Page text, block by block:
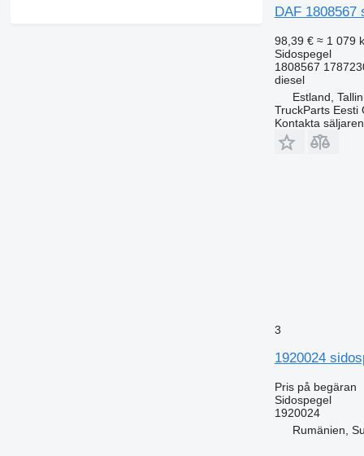
DAF 1808567
98,39 € ≈ 1 079
Sidospegel
1808567
diesel
Estland,
TruckParts Eesti
Kontakta säljaren
3
1920024
Pris på begäran
Sidospegel
1920024
Rumänien,